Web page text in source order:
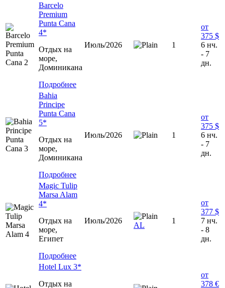
Barcelo
Premium
Punta Cana
4*
Отдых на
море,
Доминиканa
Подробнее
Июль/2026 1
от
375 $
6 нч.
- 7
дн.
Bahia
Principe
Punta Cana
5*
Отдых на
море,
Доминиканa
Подробнее
Июль/2026 1
от
375 $
6 нч.
- 7
дн.
Magic Tulip
Marsa Alam
4*
Отдых на
море,
Египет
Подробнее
Июль/2026
AL
1
от
377 $
7 нч.
- 8
дн.
Hotel Lux 3*
Отдых на
от
378 €